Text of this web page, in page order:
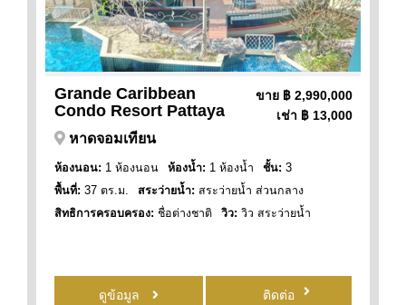
Grande Caribbean
Condo Resort Pattaya
ขาย ฿ 2,990,000
เช่า ฿ 13,000
หาดจอมเทียน
ห้องนอน: 1 ห้องนอน ห้องน้ำ: 1 ห้องน้ำ ชั้น: 3
พื้นที่: 37 ตร.ม. สระว่ายน้ำ: สระว่ายน้ำ ส่วนกลาง
สิทธิการครอบครอง: ชื่อต่างชาติ วิว: วิว สระว่ายน้ำ
ดูข้อมูล ติดต่อ